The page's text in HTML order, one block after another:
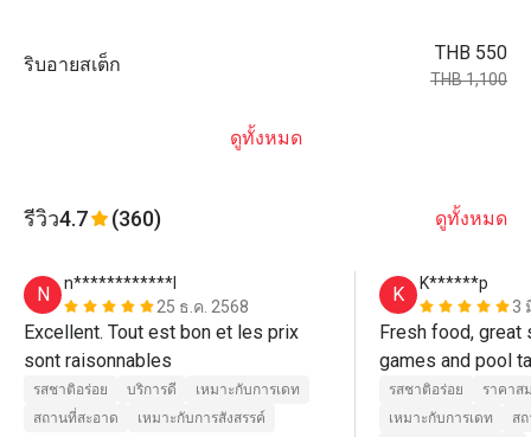
ริบอายสเต็ก
THB 550
THB 1,100
ดูทั้งหมด
รีวิว4.7 (360) ดูทั้งหมด
N
n************l
25 ธ.ค. 2568
Excellent. Tout est bon et les prix
รสชาติอร่อย บริการดี
เหมาะกับการเดท
สถานที่สะอาด
เหมาะกับการสังสรรค์
K
K******p
3
Fresh food, great
รสชาติอร่อย
ราคาส
เหมาะกับการเดท
ส